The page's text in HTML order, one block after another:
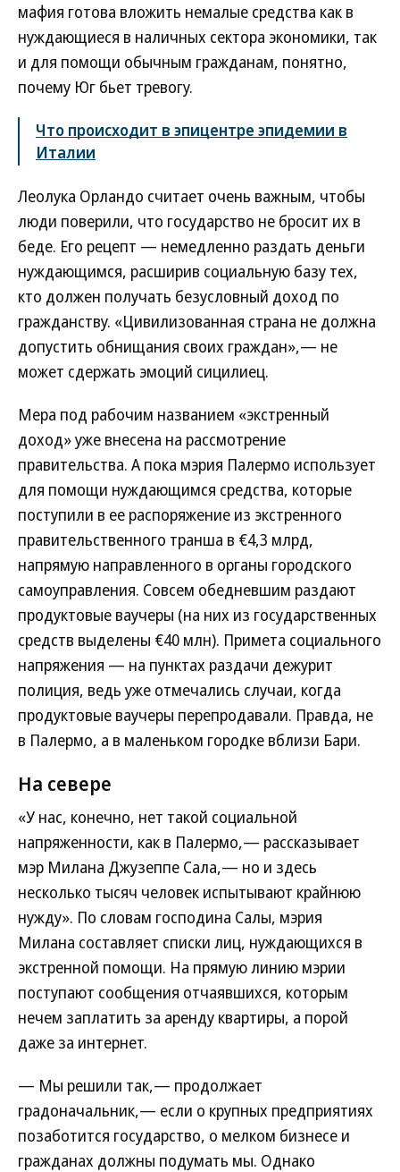
мафия готова вложить немалые средства как в
нуждающиеся в наличных сектора экономики, так
и для помощи обычным гражданам, понятно,
почему Юг бьет тревогу.
Что происходит в эпицентре эпидемии в
Италии
Леолука Орландо считает очень важным, чтобы
люди поверили, что государство не бросит их в
беде. Его рецепт — немедленно раздать деньги
нуждающимся, расширив социальную базу тех,
кто должен получать безусловный доход по
гражданству. «Цивилизованная страна не должна
допустить обнищания своих граждан»,— не
может сдержать эмоций сицилиец.
Мера под рабочим названием «экстренный
доход» уже внесена на рассмотрение
правительства. А пока мэрия Палермо использует
для помощи нуждающимся средства, которые
поступили в ее распоряжение из экстренного
правительственного транша в €4,3 млрд,
напрямую направленного в органы городского
самоуправления. Совсем обедневшим раздают
продуктовые ваучеры (на них из государственных
средств выделены €40 млн). Примета социального
напряжения — на пунктах раздачи дежурит
полиция, ведь уже отмечались случаи, когда
продуктовые ваучеры перепродавали. Правда, не
в Палермо, а в маленьком городке вблизи Бари.
На севере
«У нас, конечно, нет такой социальной
напряженности, как в Палермо,— рассказывает
мэр Милана Джузеппе Сала,— но и здесь
несколько тысяч человек испытывают крайнюю
нужду». По словам господина Салы, мэрия
Милана составляет списки лиц, нуждающихся в
экстренной помощи. На прямую линию мэрии
поступают сообщения отчаявшихся, которым
нечем заплатить за аренду квартиры, а порой
даже за интернет.
— Мы решили так,— продолжает
градоначальник,— если о крупных предприятиях
позаботится государство, о мелком бизнесе и
гражданах должны подумать мы. Однако